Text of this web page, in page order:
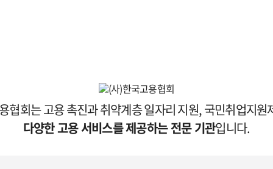
협회는 고용 촉진과 취약계층 일자리 지원, 국민취업지원
다양한 고용 서비스를 제공하는 전문 기관입니다.